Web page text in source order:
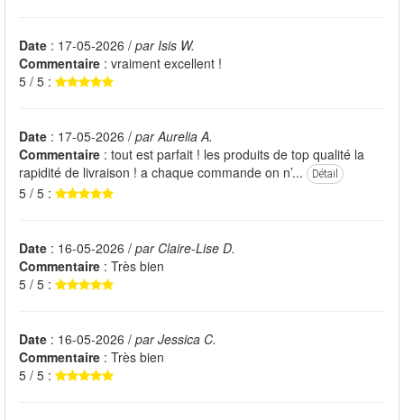
Date : 17-05-2026 / par Isis W.
Commentaire : vraiment excellent !
5 / 5 :
Date : 17-05-2026 / par Aurelia A.
Commentaire : tout est parfait ! les produits de top qualité la
rapidité de livraison ! a chaque commande on n’...
Détail
5 / 5 :
Date : 16-05-2026 / par Claire-Lise D.
Commentaire : Très bien
5 / 5 :
Date : 16-05-2026 / par Jessica C.
Commentaire : Très bien
5 / 5 :